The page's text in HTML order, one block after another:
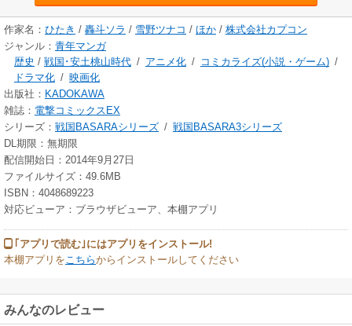
作家名： ひたき / 轟斗ソラ / 雪野ツナコ / ほか / 株式会社カプコン
ジャンル： 青年マンガ
歴史 / 戦国･安土桃山時代 / アニメ化 / コミカライズ(小説・ゲーム) /
ドラマ化 / 映画化
出版社： KADOKAWA
雑誌： 電撃コミックスEX
シリーズ： 戦国BASARAシリーズ / 戦国BASARA3シリーズ
DL期限：無期限
配信開始日：2014年9月27日
ファイルサイズ：49.6MB
ISBN：4048689223
対応ビューア：ブラウザビューア、本棚アプリ
｢アプリで読む｣にはアプリをインストール!
本棚アプリを こちらからインストールしてください
みんなのレビュー